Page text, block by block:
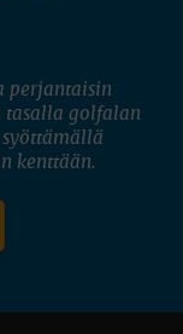
perjantaisin
tasalla golfalan
kenttään.